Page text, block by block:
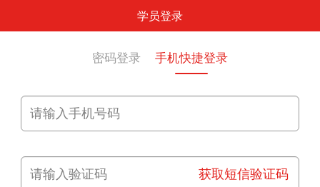
学员登录
密码登录 手机快捷登录
获取短信验证码